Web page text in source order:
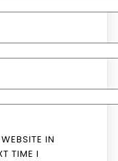
IN
TIME I